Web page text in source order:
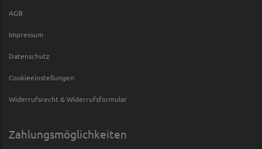
AGB
Impressum
Datenschutz
Cookieeinstellungen
Widerrufsrecht & Widerrufsformular
Zahlungsmöglichkeiten